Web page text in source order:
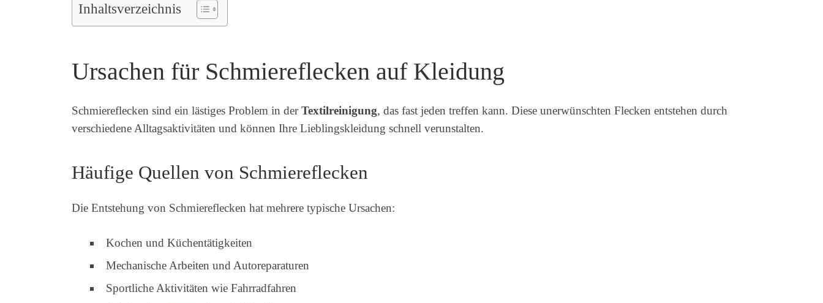
Inhaltsverzeichnis
Ursachen für Schmiereflecken auf Kleidung
Schmiereflecken sind ein lästiges Problem in derTextilreinigung, das fast jeden treffen kann. Diese unerwünschten Flecken entstehen durch
verschiedene Alltagsaktivitäten und können Ihre Lieblingskleidung schnell verunstalten.
Häufige Quellen von Schmiereflecken
Die Entstehung von Schmiereflecken hat mehrere typische Ursachen:
Kochen und Küchentätigkeiten
Mechanische Arbeiten und Autoreparaturen
Sportliche Aktivitäten wie Fahrradfahren